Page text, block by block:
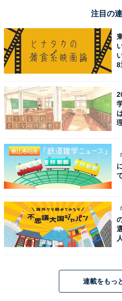
ンバーに参入。現在は旅行・
ポーツ観戦が生きがい。
次ページ 9位までの
好き＆行ってみ
ング！ 2位「吹上
注目の
8
連載をもっ